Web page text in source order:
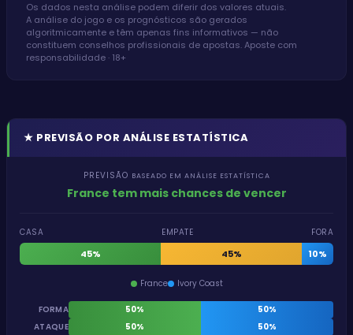
Os dados nesta análise podem diferir dos valores atuais.
A análise do jogo e os prognósticos são gerados
algoritmicamente e têm apenas fins informativos — não
constituem conselhos profissionais de apostas. Aposte com
responsabilidade · 18+
★ PREVISÃO POR ANÁLISE ESTATÍSTICA
PREVISÃO BASEADO EM ANÁLISE ESTATÍSTICA
France tem mais chances de vencer
CASA EMPATE FORA
45% 45% 10%
France Ivory Coast
FORMA 50%
50%
ATAQUE
50%
50%